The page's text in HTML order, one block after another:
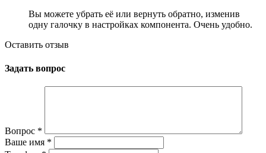
Вы можете убрать её или вернуть обратно, изменив
одну галочку в настройках компонента. Очень удобно.
Оставить отзыв
Задать вопрос
Вопрос *
Ваше имя *